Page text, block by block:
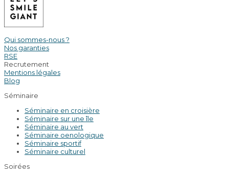
Qui sommes-nous ?
Nos garanties
RSE
Recrutement
Mentions légales
Blog
Séminaire
Séminaire en croisière
Séminaire sur une île
Séminaire au vert
Séminaire oenologique
Séminaire sportif
Séminaire culturel
Soirées